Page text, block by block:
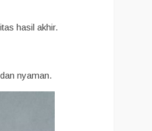
hasil akhir.
nyaman.